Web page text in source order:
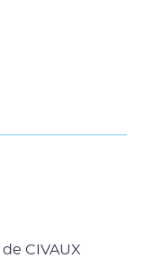
de
de sûreté
de CIVAUX